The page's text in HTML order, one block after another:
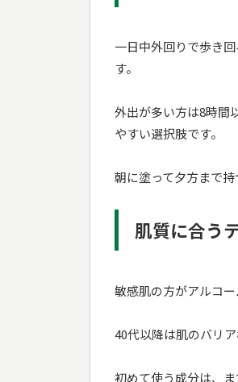
一日中外回りで歩き
す。
外出が多い方は8時間
やすい選択肢です。
朝に塗って夕方まで
肌質に合う
敏感肌の方がアルコ
40代以降は肌のバリ
初めて使う成分は、